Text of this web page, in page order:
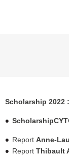
Scholarship 2022 :
Scholarship
Report Anne-
Report Thibault